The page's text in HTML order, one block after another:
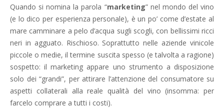
Quando si nomina la parola “marketing” nel mondo del vino
(e lo dico per esperienza personale), è un po’ come d’estate al
mare camminare a pelo d’acqua sugli scogli, con bellissimi ricci
neri in agguato. Rischioso. Soprattutto nelle aziende vinicole
piccole o medie, il termine suscita spesso (e talvolta a ragione)
sospetto: il marketing appare uno strumento a disposizione
solo dei “grandi”, per attirare l’attenzione del consumatore su
aspetti collaterali alla reale qualità del vino (insomma: per
farcelo comprare a tutti i costi).